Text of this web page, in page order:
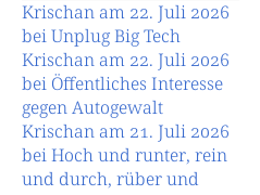
Krischan am 22. Juli 2026
bei Unplug Big Tech
Krischan am 22. Juli 2026
bei Öffentliches Interesse
gegen Autogewalt
Krischan am 21. Juli 2026
bei Hoch und runter, rein
und durch, rüber und